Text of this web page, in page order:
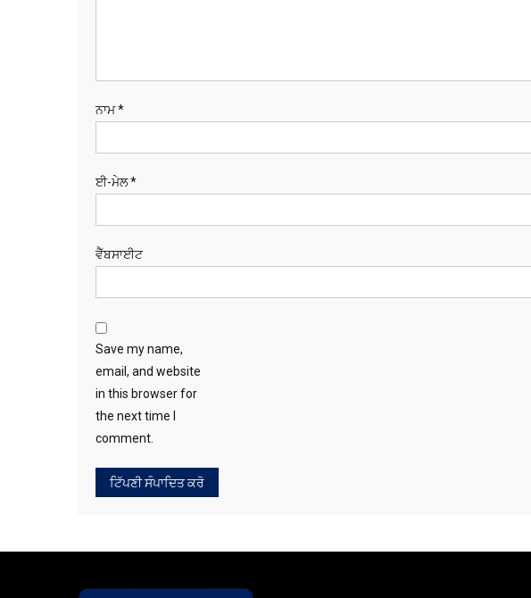
Save my name,
email, and website
in this browser for
the next time I
ਆਪ ਐਮਪੀ